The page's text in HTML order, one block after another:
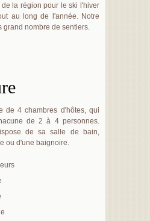
la région pour le ski l'hiver
au long de l'année. Notre
grand nombre de sentiers.
de 4 chambres d'hôtes, qui
de 2 à 4 personnes.
de sa salle de bain,
ou d'une baignoire.